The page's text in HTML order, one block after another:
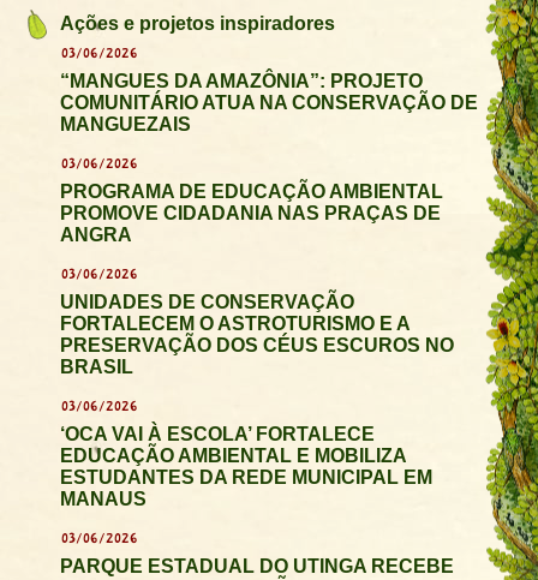
Ações e projetos inspiradores
03/06/2026
“MANGUES DA AMAZÔNIA”: PROJETO
COMUNITÁRIO ATUA NA CONSERVAÇÃO DE
MANGUEZAIS
03/06/2026
PROGRAMA DE EDUCAÇÃO AMBIENTAL
PROMOVE CIDADANIA NAS PRAÇAS DE
ANGRA
03/06/2026
UNIDADES DE CONSERVAÇÃO
FORTALECEM O ASTROTURISMO E A
PRESERVAÇÃO DOS CÉUS ESCUROS NO
BRASIL
03/06/2026
‘OCA VAI À ESCOLA’ FORTALECE
EDUCAÇÃO AMBIENTAL E MOBILIZA
ESTUDANTES DA REDE MUNICIPAL EM
MANAUS
03/06/2026
PARQUE ESTADUAL DO UTINGA RECEBE